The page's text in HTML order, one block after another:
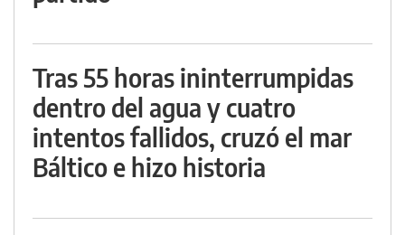
Tras 55 horas ininterrumpidas
dentro del agua y cuatro
intentos fallidos, cruzó el mar
Báltico e hizo historia